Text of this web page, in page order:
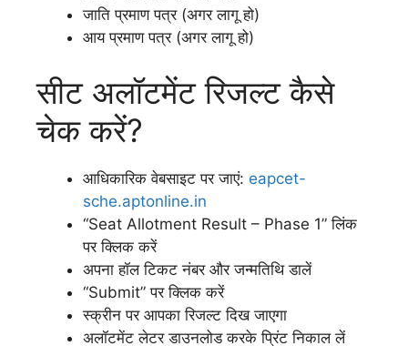
जाति प्रमाण पत्र (अगर लागू हो)
आय प्रमाण पत्र (अगर लागू हो)
सीट अलॉटमेंट रिजल्ट कैसे
चेक करें?
आधिकारिक वेबसाइट पर जाएं: eapcet-
sche.aptonline.in
“Seat Allotment Result – Phase 1” लिंक
पर क्लिक करें
अपना हॉल टिकट नंबर और जन्मतिथि डालें
“Submit” पर क्लिक करें
स्क्रीन पर आपका रिजल्ट दिख जाएगा
अलॉटमेंट लेटर डाउनलोड करके प्रिंट निकाल लें